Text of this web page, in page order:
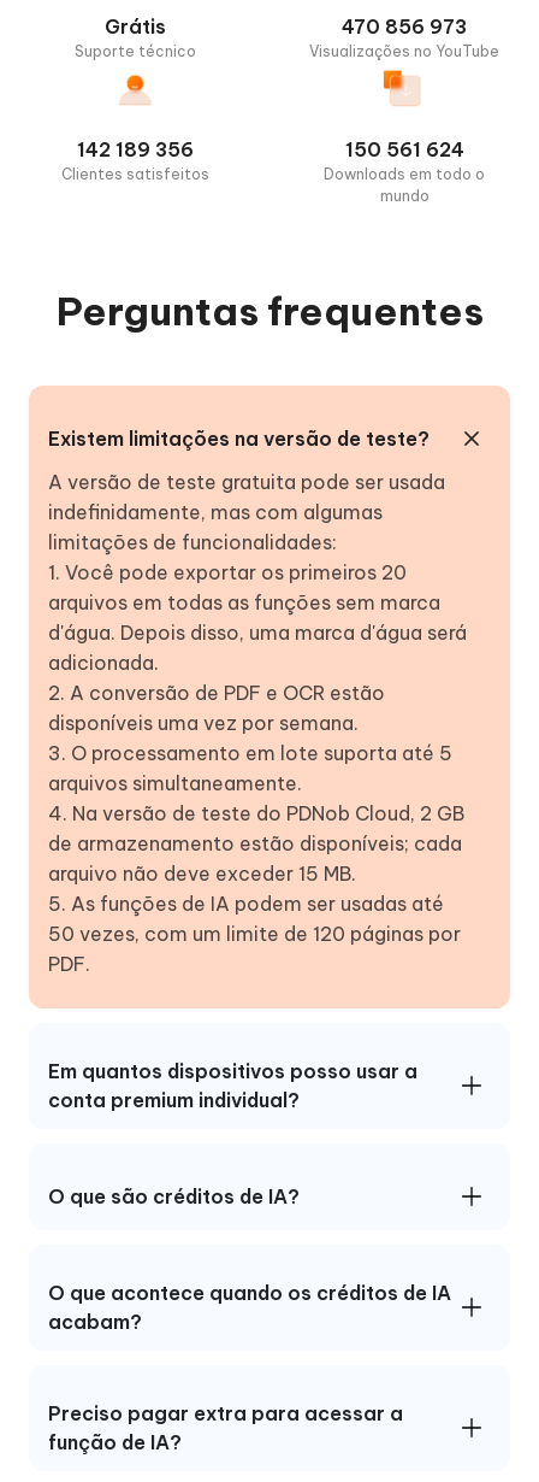
Grátis
Suporte técnico
470 856 973
Visualizações no YouTube
142 189 356
Clientes satisfeitos
150 561 624
Downloads em todo o
mundo
Perguntas frequentes
Existem limitações na versão de teste?
A versão de teste gratuita pode ser usada
indefinidamente, mas com algumas
limitações de funcionalidades:
1. Você pode exportar os primeiros 20
arquivos em todas as funções sem marca
d'água. Depois disso, uma marca d'água será
adicionada.
2. A conversão de PDF e OCR estão
disponíveis uma vez por semana.
3. O processamento em lote suporta até 5
arquivos simultaneamente.
4. Na versão de teste do PDNob Cloud, 2 GB
de armazenamento estão disponíveis; cada
arquivo não deve exceder 15 MB.
5. As funções de IA podem ser usadas até
50 vezes, com um limite de 120 páginas por
PDF.
Em quantos dispositivos posso usar a
conta premium individual?
O que são créditos de IA?
O que acontece quando os créditos de IA
acabam?
Preciso pagar extra para acessar a
função de IA?